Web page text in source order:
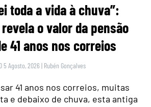
toda a vida à chuva”:
o valor da pensão
41 anos nos correios
5 Agosto, 2026 | Rubén Gonçalves
41 anos nos correios, muitas
e debaixo de chuva, esta antiga